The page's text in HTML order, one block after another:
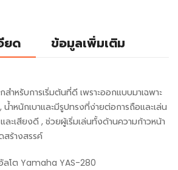
ยด ข้อมูลเพิ่มเติม
ำหรับการเริ่มต้นที่ดี เพราะออกแบบมาเฉพาะ
น้ำหนักเบาและมีรูปทรงที่ง่ายต่อการถือและเล่น
ะเสียงดี , ช่วยผู้เริ่มเล่นทั้งด้านความก้าวหน้า
สร้างสรรค์
ลโต Yamaha YAS-280